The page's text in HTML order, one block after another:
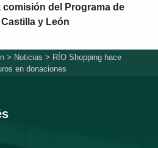
comisión del Programa de
Castilla y León
> Noticias > RÍO Shopping hace
en donaciones